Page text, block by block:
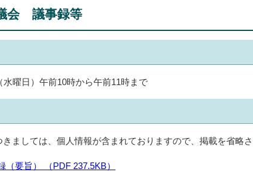
会 議事録等
水曜日）午前10時から午前11時まで
ましては、個人情報が含まれておりますので、掲載を省略さ
（要旨） （PDF 237.5KB）